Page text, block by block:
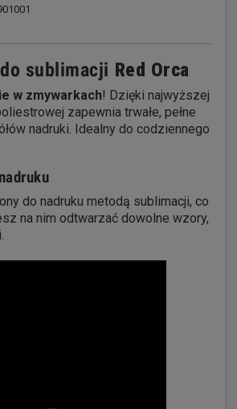
sublimacji Red Orca
w zmywarkach! Dzięki najwyższej
zapewnia trwałe, pełne
nadruki. Idealny do codziennego
do nadruku metodą sublimacji, co
na nim odtwarzać dowolne wzory,